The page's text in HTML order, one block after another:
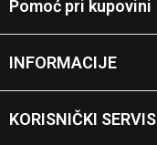
Pomoć pri kupovini
INFORMACIJE
KORISNIČKI SERVIS